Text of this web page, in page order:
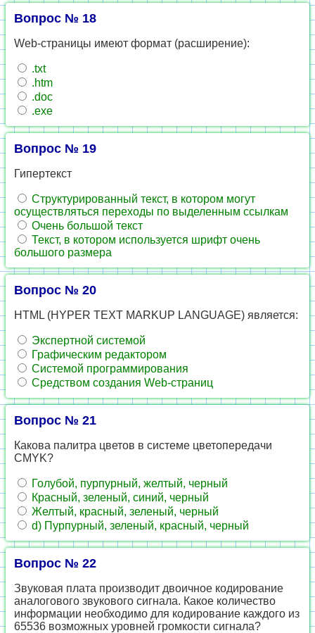
Вопрос № 18
Web-страницы имеют формат (расширение):
.txt
.htm
.doc
.exe
Вопрос № 19
Гипертекст
Структурированный текст, в котором могут
осуществляться переходы по выделенным ссылкам
Очень большой текст
Текст, в котором используется шрифт очень
большого размера
Вопрос № 20
HTML (HYPER TEXT MARKUP LANGUAGE) является:
Экспертной системой
Графическим редактором
Системой программирования
Средством создания Web-страниц
Вопрос № 21
Какова палитра цветов в системе цветопередачи
CMYK?
Голубой, пурпурный, желтый, черный
Красный, зеленый, синий, черный
Желтый, красный, зеленый, черный
d) Пурпурный, зеленый, красный, черный
Вопрос № 22
Звуковая плата производит двоичное кодирование
аналогового звукового сигнала. Какое количество
информации необходимо для кодирование каждого из
65536 возможных уровней громкости сигнала?